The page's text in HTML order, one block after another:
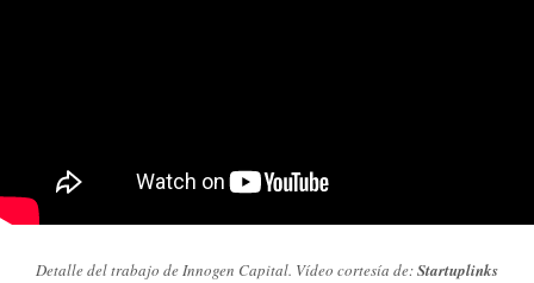
Detalle del trabajo de Innogen Capital. Vídeo cortesía de:Startuplinks